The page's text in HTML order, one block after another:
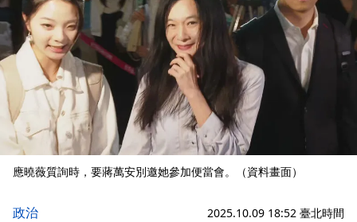
應曉薇質詢時，要蔣萬安別邀她參加便當會。（資料畫面）
政治 2025.10.09 18:52 臺北時間